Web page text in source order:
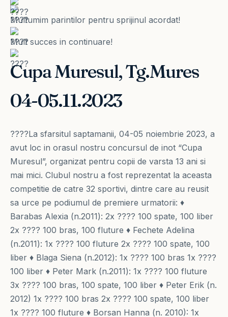
Multumim parintilor pentru sprijinul acordat!
Mult succes in continuare!
Cupa Muresul, Tg.Mures
04-05.11.2023
????La sfarsitul saptamanii, 04-05 noiembrie 2023, a
avut loc in orasul nostru concursul de inot “Cupa
Muresul”, organizat pentru copii de varsta 13 ani si
mai mici. Clubul nostru a fost reprezentat la aceasta
competitie de catre 32 sportivi, dintre care au reusit
sa urce pe podiumul de premiere urmatorii: ♦️
Barabas Alexia (n.2011): 2x ???? 100 spate, 100 liber
2x ???? 100 bras, 100 fluture ♦️ Fechete Adelina
(n.2011): 1x ???? 100 fluture 2x ???? 100 spate, 100
liber ♦️ Blaga Siena (n.2012): 1x ???? 100 bras 1x ????
100 liber ♦️ Peter Mark (n.2011): 1x ???? 100 fluture
3x ???? 100 bras, 100 spate, 100 liber ♦️ Peter Erik (n.
2012) 1x ???? 100 bras 2x ???? 100 spate, 100 liber
1x ???? 100 fluture ♦ Borsan Hanna (n. 2010): 1x